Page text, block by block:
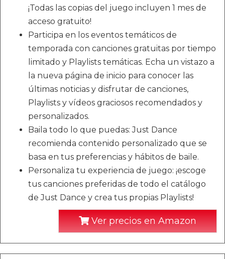
¡Todas las copias del juego incluyen 1 mes de
acceso gratuito!
Participa en los eventos temáticos de
temporada con canciones gratuitas por tiempo
limitado y Playlists temáticas. Echa un vistazo a
la nueva página de inicio para conocer las
últimas noticias y disfrutar de canciones,
Playlists y vídeos graciosos recomendados y
personalizados.
Baila todo lo que puedas: Just Dance
recomienda contenido personalizado que se
basa en tus preferencias y hábitos de baile.
Personaliza tu experiencia de juego: ¡escoge
tus canciones preferidas de todo el catálogo
de Just Dance y crea tus propias Playlists!
Ver precios en Amazon